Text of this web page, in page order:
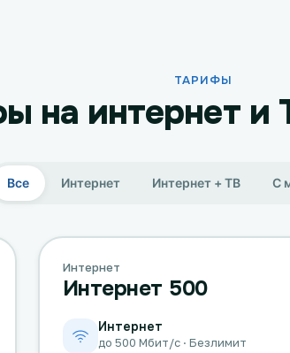
ТАРИФЫ
на интернет и
Все Интернет Интернет + ТВ С
Интернет
Интернет 500
Интернет
до 500 Мбит/с · Безлимит